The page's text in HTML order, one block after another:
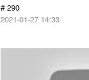
# 290
2021-01-27 14:33